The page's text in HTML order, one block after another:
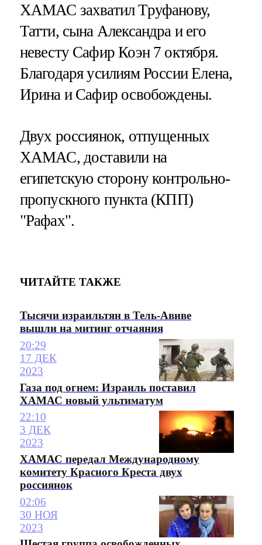
ХАМАС захватил Труфанову,
Татти, сына Александра и его
невесту Сафир Коэн 7 октября.
Благодаря усилиям России Елена,
Ирина и Сафир освобождены.
Двух россиянок, отпущенных
ХАМАС, доставили на
египетскую сторону контрольно-
пропускного пункта (КПП)
"Рафах".
ЧИТАЙТЕ ТАКЖЕ
Тысячи израильтян в Тель-Авиве
вышли на митинг отчаяния
20:29
17 ДЕК
2023
Газа под огнем: Израиль поставил
ХАМАС новый ультиматум
22:10
3 ДЕК
2023
ХАМАС передал Международному
комитету Красного Креста двух
россиянок
02:06
30 НОЯ
2023